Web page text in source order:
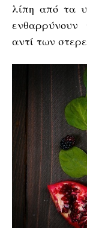
λίπη από τα
αντί των